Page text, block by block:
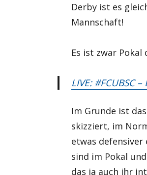
Derby ist es
Mannschaft!
Es ist zwar
LIVE: #FCUBSC
Im Grunde ist
skizziert, im
etwas
sind im Pokal
das ja auch ihr